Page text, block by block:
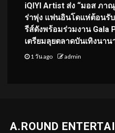
iQIYI Artist ส่ง “มอส ภา
ร่าพุ่ง แฟนอินโดแห่ต้อนรั
รีส์ดังพร้อมร่วมงาน Gala
เตรียมลุยตลาดบันเทิงนาน
1 วัน ago admin
A.ROUND